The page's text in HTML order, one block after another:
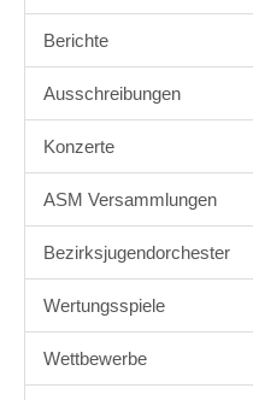
Berichte
Ausschreibungen
Konzerte
ASM Versammlungen
Bezirksjugendorchester
Wertungsspiele
Wettbewerbe